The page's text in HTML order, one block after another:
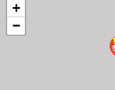
+
−